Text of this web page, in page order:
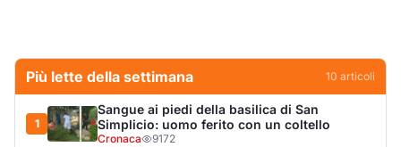
Più lette della settimana 10 articoli
1
Sangue ai piedi della basilica di San
Simplicio: uomo ferito con un coltello
Cronaca 9172